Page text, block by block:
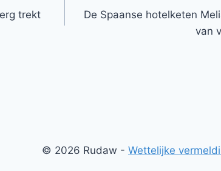
trekt
De Spaanse hotelketen
van
© 2026 Rudaw - Wettelijke